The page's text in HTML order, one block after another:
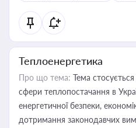
Теплоенергетика
Про що тема: Тема
сфери теплопостачання в
енергетичної безпеки,
дотримання законодавчих